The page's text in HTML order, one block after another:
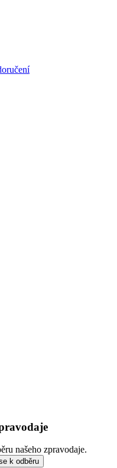
našeho zpravodaje.
k odběru